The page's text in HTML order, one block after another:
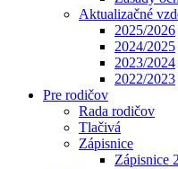
Aktualizačné
2025/2026
2024/2025
2023/2024
2022/2023
Pre rodičov
Rada rodičov
Tlačivá
Zápisnice
Zápisnice